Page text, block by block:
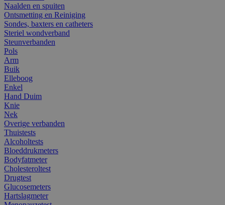
Naalden en spuiten
Ontsmetting en Reiniging
Sondes, baxters en catheters
Steriel wondverband
Steunverbanden
Pols
Arm
Buik
Elleboog
Enkel
Hand Duim
Knie
Nek
Overige verbanden
Thuistests
Alcoholtests
Bloeddrukmeters
Bodyfatmeter
Cholesteroltest
Drugtest
Glucosemeters
Hartslagmeter